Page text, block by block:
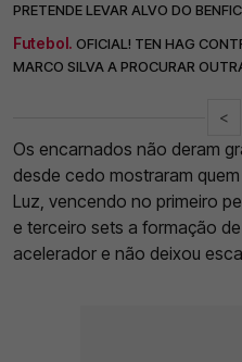
PRETENDE LEVAR ALVO DO
Futebol. OFICIAL! TEN HAG
MARCO SILVA A PROCURAR
<
Os encarnados não deram
desde cedo mostraram
Luz, vencendo no primeiro
e terceiro sets a formação
acelerador e não deixou